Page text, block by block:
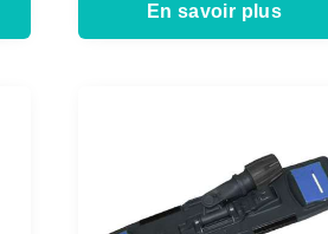
En savoir plus